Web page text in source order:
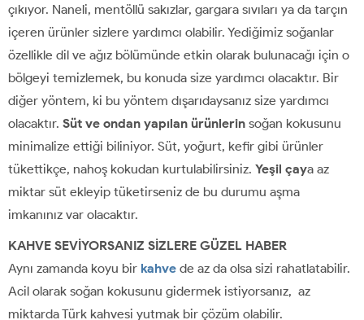
çıkıyor. Naneli, mentöllü sakızlar, gargara sıvıları ya da tarçın
içeren ürünler sizlere yardımcı olabilir. Yediğimiz soğanlar
özellikle dil ve ağız bölümünde etkin olarak bulunacağı için o
bölgeyi temizlemek, bu konuda size yardımcı olacaktır. Bir
diğer yöntem, ki bu yöntem dışarıdaysanız size yardımcı
olacaktır. Süt ve ondan yapılan ürünlerin soğan kokusunu
minimalize ettiği biliniyor. Süt, yoğurt, kefir gibi ürünler
tükettikçe, nahoş kokudan kurtulabilirsiniz. Yeşil çaya az
miktar süt ekleyip tüketirseniz de bu durumu aşma
imkanınız var olacaktır.
KAHVE SEVİYORSANIZ SİZLERE GÜZEL HABER
Aynı zamanda koyu bir kahve de az da olsa sizi rahatlatabilir.
Acil olarak soğan kokusunu gidermek istiyorsanız, az
miktarda Türk kahvesi yutmak bir çözüm olabilir.